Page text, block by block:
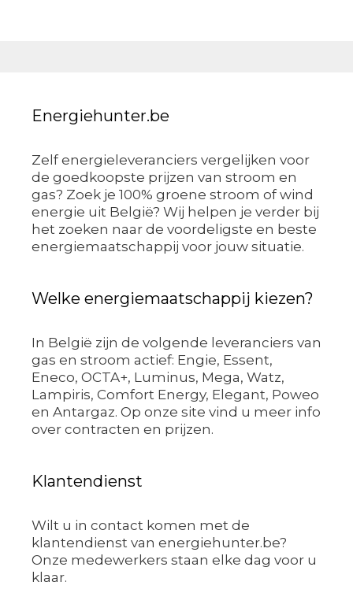
Energiehunter.be
Zelf energieleveranciers vergelijken voor
de goedkoopste prijzen van stroom en
gas? Zoek je 100% groene stroom of wind
energie uit België? Wij helpen je verder bij
het zoeken naar de voordeligste en beste
energiemaatschappij voor jouw situatie.
Welke energiemaatschappij kiezen?
In België zijn de volgende leveranciers van
gas en stroom actief: Engie, Essent,
Eneco, OCTA+, Luminus, Mega, Watz,
Lampiris, Comfort Energy, Elegant, Poweo
en Antargaz. Op onze site vind u meer info
over contracten en prijzen.
Klantendienst
Wilt u in contact komen met de
klantendienst van energiehunter.be?
Onze medewerkers staan elke dag voor u
klaar.